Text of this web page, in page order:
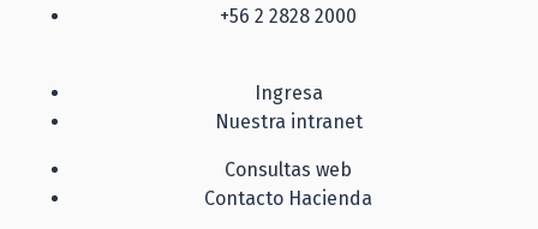
+56 2 2828 2000
Ingresa
Nuestra intranet
Consultas web
Contacto Hacienda